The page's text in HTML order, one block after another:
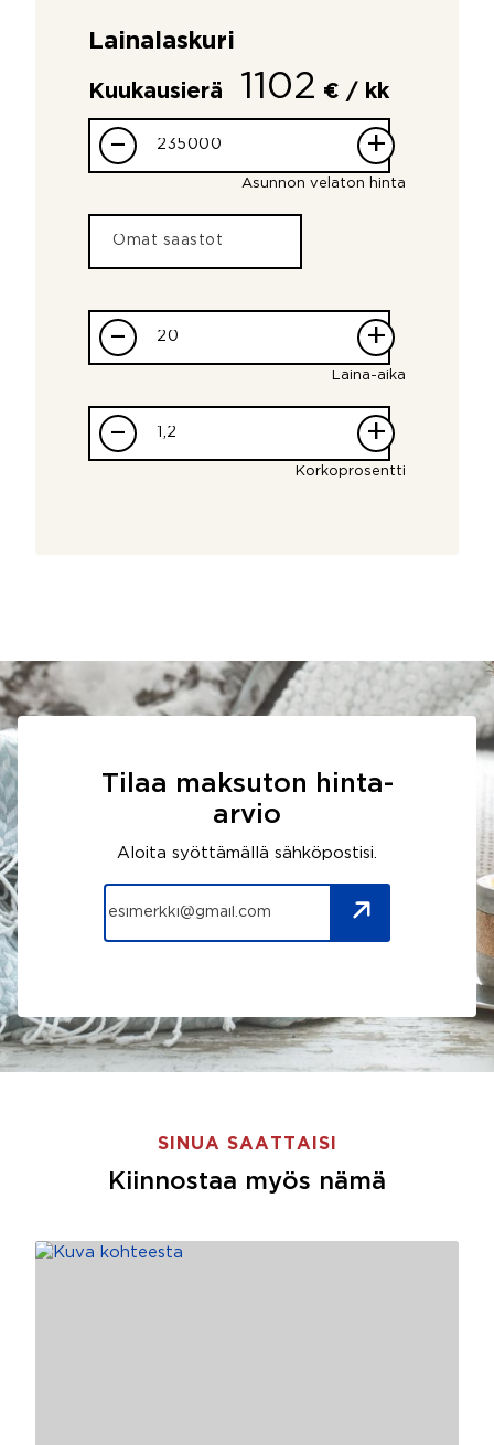
Lainalaskuri
Kuukausierä 1102 € / kk
– +
Asunnon velaton hinta
– +
Laina-aika
– +
Korkoprosentti
Tilaa maksuton hinta-
arvio
Aloita syöttämällä sähköpostisi.
SINUA SAATTAISI
Kiinnostaa myös nämä